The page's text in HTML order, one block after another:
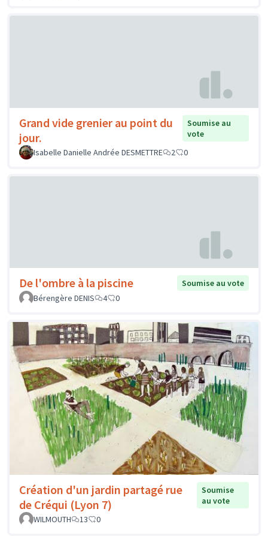
Grand vide grenier au point du
jour.
Soumise au
vote
Isabelle Danielle Andrée DESMETTRE
2 0
De l'ombre à la piscine
Soumise au vote
Bérengère DENIS
4 0
Création d'un jardin partagé rue
de Créqui (Lyon 7)
Soumise
au vote
WILMOUTH
13 0